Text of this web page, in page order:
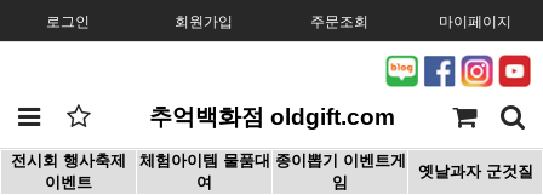
로그인 회원가입 주문조회 마이페이지
추억백화점 oldgift.com
전시회 행사축제
이벤트
체험아이템 물품대
여
종이뽑기 이벤트게
임
옛날과자 군것질